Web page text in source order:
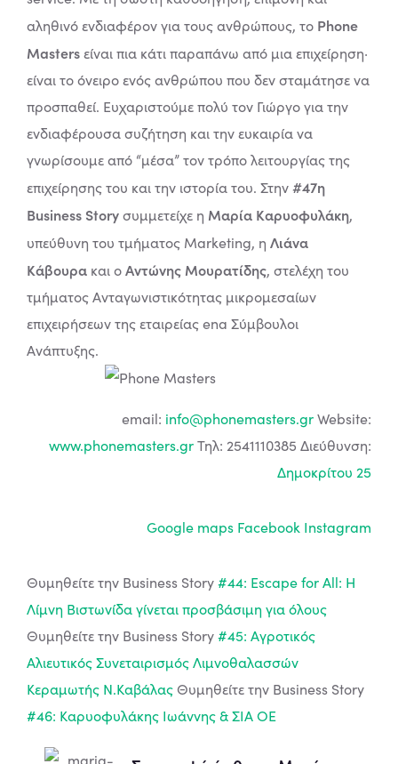
αληθινό ενδιαφέρον για τους ανθρώπους, το Phone
Mastersείναι πια κάτι παραπάνω από μια επιχείρηση·
είναι το όνειρο ενός ανθρώπου που δεν σταμάτησε να
προσπαθεί. Ευχαριστούμε πολύ τον Γιώργο για την
ενδιαφέρουσα συζήτηση και την ευκαιρία να
γνωρίσουμε από “μέσα” τον τρόπο λειτουργίας της
επιχείρησης του και την ιστορία του. Στην#47η
Business Storyσυμμετείχε η Μαρία Καρυοφυλάκη,
υπεύθυνη του τμήματος Marketing, η Λιάνα
Κάβουρα και οΑντώνης Μουρατίδης, στελέχη του
τμήματος Ανταγωνιστικότητας μικρομεσαίων
επιχειρήσεων της εταιρείας ena Σύμβουλοι
Ανάπτυξης.
email: info@phonemasters.grWebsite:
www.phonemasters.grΤηλ: 2541110385 Διεύθυνση:
Δημοκρίτου 25
Google maps Facebook Instagram
Θυμηθείτε την Business Story#44: Escape for All: Η
Λίμνη Βιστωνίδα γίνεται προσβάσιμη για όλους
Θυμηθείτε την Business Story#45: Αγροτικός
Αλιευτικός Συνεταιρισμός Λιμνοθαλασσών
Κεραμωτής Ν.ΚαβάλαςΘυμηθείτε την Business Story
#46: Καρυοφυλάκης Ιωάννης & ΣΙΑ ΟΕ